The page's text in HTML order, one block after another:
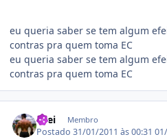
eu queria saber se tem algum
contras pra quem toma EC
eu queria saber se tem algum
contras pra quem toma EC
Drei Membro
Postado31/01/2011 às 00:31